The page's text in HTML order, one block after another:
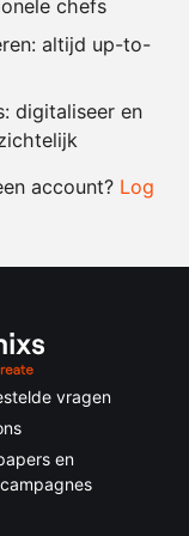
chefs
altijd up-to-
digitaliseer en
account? Log
vragen
en